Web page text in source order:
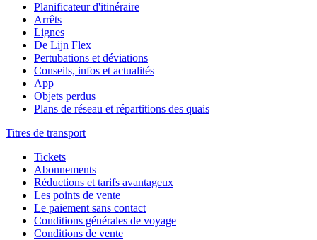
Planificateur d'itinéraire
Arrêts
Lignes
De Lijn Flex
Pertubations et déviations
Conseils, infos et actualités
App
Objets perdus
Plans de réseau et répartitions des quais
Titres de transport
Tickets
Abonnements
Réductions et tarifs avantageux
Les points de vente
Le paiement sans contact
Conditions générales de voyage
Conditions de vente